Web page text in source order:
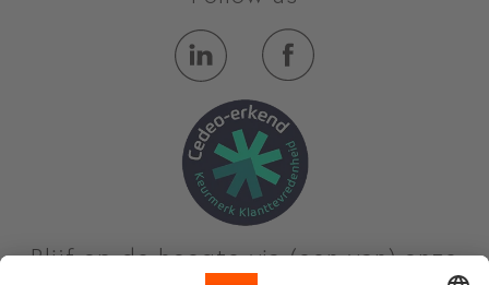
Blijf op de hoogte via (een van) onze